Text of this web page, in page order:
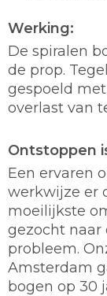
Werking:
De spiralen
de prop.
gespoeld
overlast van
Ontstoppen
Een ervaren
werkwijze er
moeilijkste
gezocht naar
probleem.
Amsterdam
bogen op 30